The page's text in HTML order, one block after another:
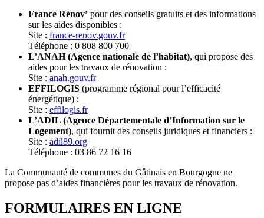
France Rénov’ pour des conseils gratuits et des informations
sur les aides disponibles :
Site : france-renov.gouv.fr
Téléphone : 0 808 800 700
L’ANAH (Agence nationale de l’habitat), qui propose des
aides pour les travaux de rénovation :
Site : anah.gouv.fr
EFFILOGIS (programme régional pour l’efficacité
énergétique) :
Site : effilogis.fr
L’ADIL (Agence Départementale d’Information sur le
Logement), qui fournit des conseils juridiques et financiers :
Site : adil89.org
Téléphone : 03 86 72 16 16
La Communauté de communes du Gâtinais en Bourgogne ne
propose pas d’aides financières pour les travaux de rénovation.
FORMULAIRES EN LIGNE